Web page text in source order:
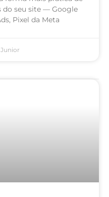
do seu site — Google
Pixel da Meta